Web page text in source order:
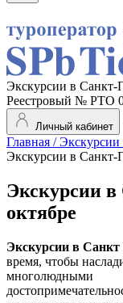
Экскурсии в Санкт-
Реестровый № РТО
Личный кабинет
Главная /Экскурсии
Экскурсии в Санкт-
Экскурсии в
октябре
Экскурсии в Санкт
время, чтобы
многолюдными